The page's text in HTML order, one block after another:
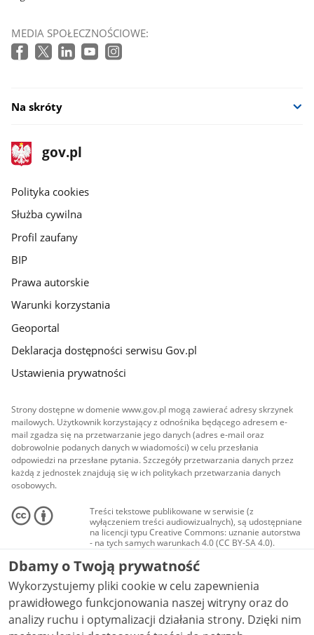
MEDIA SPOŁECZNOŚCIOWE:
Na skróty
stopka
gov.pl
Strona
gov.pl
gov.pl
Polityka cookies
Służba cywilna
Profil zaufany
BIP
Prawa autorskie
Warunki korzystania
Geoportal
Deklaracja dostępności serwisu Gov.pl
Ustawienia prywatności
Strony dostępne w domenie www.gov.pl mogą zawierać adresy skrzynek
mailowych. Użytkownik korzystający z odnośnika będącego adresem e-
mail zgadza się na przetwarzanie jego danych (adres e-mail oraz
dobrowolnie podanych danych w wiadomości) w celu przesłania
odpowiedzi na przesłane pytania. Szczegóły przetwarzania danych przez
każdą z jednostek znajdują się w ich politykach przetwarzania danych
osobowych.
Treści tekstowe publikowane w serwisie (z
wyłączeniem treści audiowizualnych), są udostępniane
na licencji typu Creative Commons: uznanie autorstwa
- na tych samych warunkach 4.0 (CC BY-SA 4.0).
Materiały audiowizualne, w tym zdjęcia, materiały
audio i wideo, są udostępniane na licencji typu
Creative Commons: uznanie autorstwa użycie
niekomercyjne - bez utworów zależnych 4.0 (CC BY-
NC-ND 4.0), o ile nie jest to stwierdzone inaczej.
Dbamy o Twoją prywatność
Wykorzystujemy pliki cookie w celu zapewnienia
prawidłowego funkcjonowania naszej witryny oraz do
analizy ruchu i optymalizacji działania strony. Dzięki nim